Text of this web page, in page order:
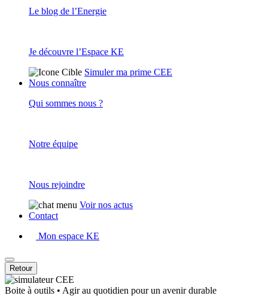
Le blog de l’Energie
Je découvre l’Espace KE
Simuler ma prime CEE
Nous connaître
Qui sommes nous ?
Notre équipe
Nous rejoindre
Voir nos actus
Contact
Mon espace KE
Retour
Boite à outils • Agir au quotidien pour un avenir durable